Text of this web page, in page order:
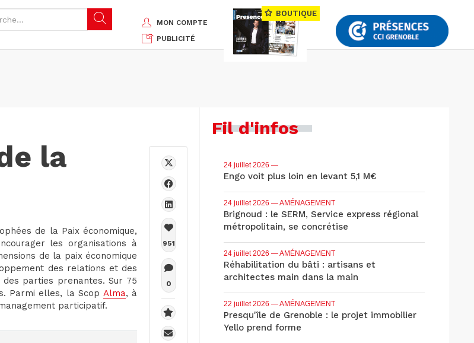
MON COMPTE
PUBLICITÉ
BOUTIQUE
la
de la Paix économique,
les organisations à
de la paix économique
des relations et des
parties prenantes. Sur 75
Parmi elles, la Scop Alma, à
participatif.
951
0
Fil d'infos
24 juillet 2026 —
Engo voit plus loin en levant 5,1 M€
24 juillet 2026 — AMÉNAGEMENT
Brignoud : le SERM, Service express régional
métropolitain, se concrétise
24 juillet 2026 — AMÉNAGEMENT
Réhabilitation du bâti : artisans et
architectes main dans la main
22 juillet 2026 — AMÉNAGEMENT
Presqu'île de Grenoble : le projet immobilier
Yello prend forme